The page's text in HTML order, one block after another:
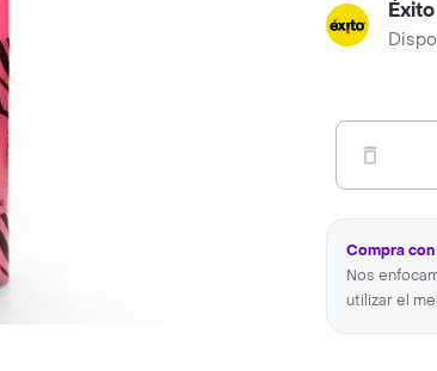
Éxito
Compra
Nos
utilizar el